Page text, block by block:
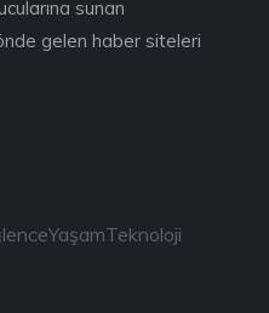
sunan
gelen haber siteleri
YaşamTeknoloji